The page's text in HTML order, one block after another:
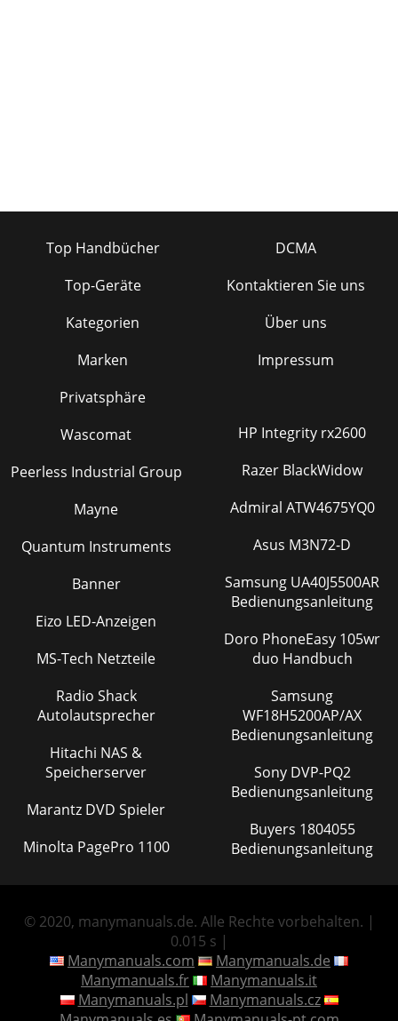
Top Handbücher
Top-Geräte
Kategorien
Marken
Privatsphäre
DCMA
Kontaktieren Sie uns
Über uns
Impressum
Wascomat
Peerless Industrial Group
Mayne
Quantum Instruments
Banner
Eizo LED-Anzeigen
MS-Tech Netzteile
Radio Shack
Autolautsprecher
Hitachi NAS &
Speicherserver
Marantz DVD Spieler
Minolta PagePro 1100
HP Integrity rx2600
Razer BlackWidow
Admiral ATW4675YQ0
Asus M3N72-D
Samsung UA40J5500AR
Bedienungsanleitung
Doro PhoneEasy 105wr
duo Handbuch
Samsung
WF18H5200AP/AX
Bedienungsanleitung
Sony DVP-PQ2
Bedienungsanleitung
Buyers 1804055
Bedienungsanleitung
© 2020, manymanuals.de. Alle Rechte vorbehalten. |
0.015 s |
Manymanuals.com
Manymanuals.de
Manymanuals.fr
Manymanuals.it
Manymanuals.pl
Manymanuals.cz